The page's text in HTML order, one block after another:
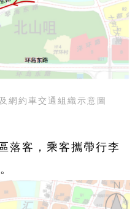
網約車交通組織示意圖
落客，乘客攜帶行李